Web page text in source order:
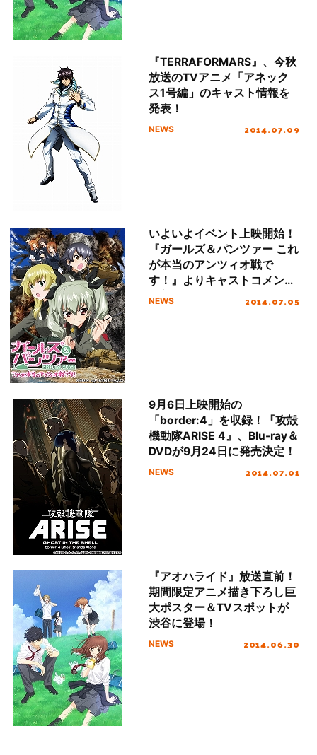
『TERRAFORMARS』、今秋
放送のTVアニメ「アネック
ス1号編」のキャスト情報を
発表！
NEWS 2014.07.09
いよいよイベント上映開始！
『ガールズ＆パンツァー これ
が本当のアンツィオ戦で
す！』よりキャストコメント
到着！
NEWS 2014.07.05
9月6日上映開始の
「border:4」を収録！『攻殻
機動隊ARISE 4』、Blu-ray＆
DVDが9月24日に発売決定！
NEWS 2014.07.01
『アオハライド』放送直前！
期間限定アニメ描き下ろし巨
大ポスター＆TVスポットが
渋谷に登場！
NEWS 2014.06.30